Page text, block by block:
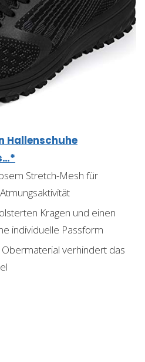
Hallenschuhe
Stretch-Mesh für
Kragen und einen
individuelle Passform
verhindert das